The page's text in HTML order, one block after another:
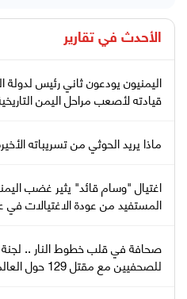
الأحدث في تقارير
اليمنيون يودعون ثاني رئيس
قيادته لأصعب مراحل اليمن
ماذا يريد الحوثي من تسريباته
اغتيال "وسام قائد" يثير غضب
المستفيد من عودة الاغتيالات في
للصحفيين مع مقتل 129 حول العالم